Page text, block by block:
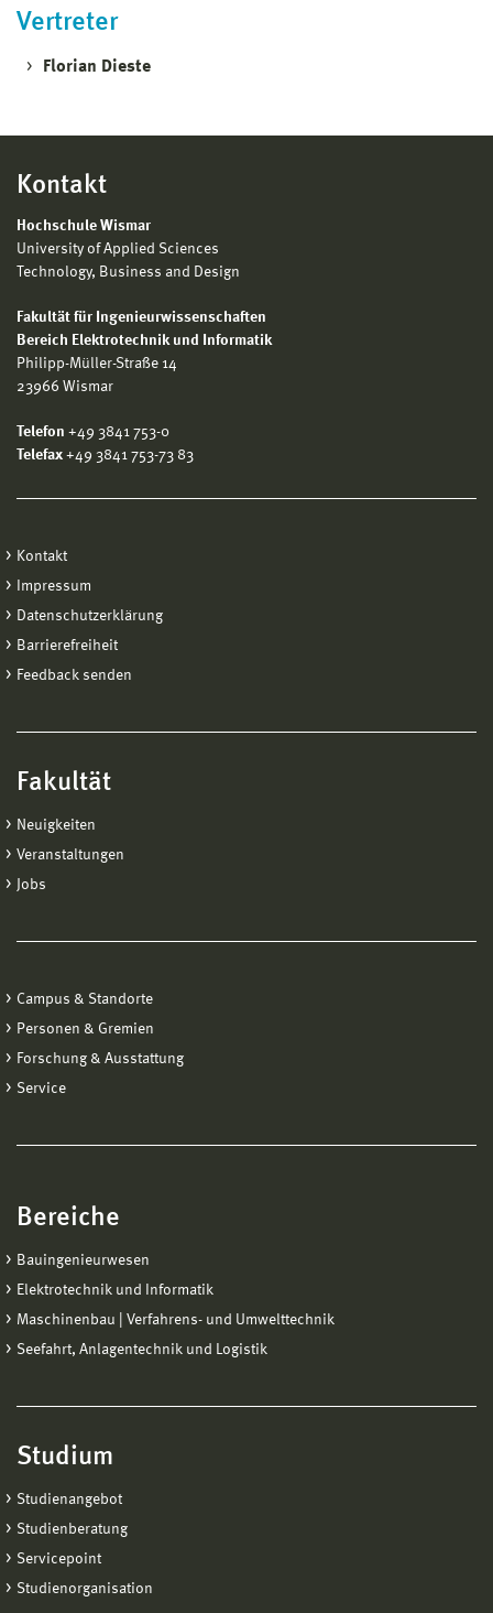
Vertreter
Florian Dieste
Kontakt
Hochschule Wismar
University of Applied Sciences
Technology, Business and Design
Fakultät für Ingenieurwissenschaften
Bereich Elektrotechnik und Informatik
Philipp-Müller-Straße 14
23966 Wismar
Telefon +49 3841 753-0
Telefax +49 3841 753-73 83
Kontakt
Impressum
Datenschutzerklärung
Barrierefreiheit
Feedback senden
Fakultät
Neuigkeiten
Veranstaltungen
Jobs
Campus & Standorte
Personen & Gremien
Forschung & Ausstattung
Service
Bereiche
Bauingenieurwesen
Elektrotechnik und Informatik
Maschinenbau | Verfahrens- und Umwelttechnik
Seefahrt, Anlagentechnik und Logistik
Studium
Studienangebot
Studienberatung
Servicepoint
Studienorganisation